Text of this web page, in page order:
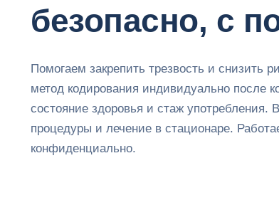
безопасно, с
Помогаем закрепить трезвость и снизить
метод кодирования индивидуально после
состояние здоровья и стаж
процедуры и лечение в стационаре.
конфиденциально.